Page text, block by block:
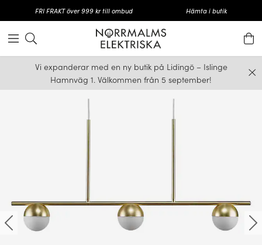
FRI FRAKT över 999 kr till ombud Hämta i butik
Vi expanderar med en ny butik på Lidingö – Islinge
Hamnväg 1. Välkommen från 5 september!